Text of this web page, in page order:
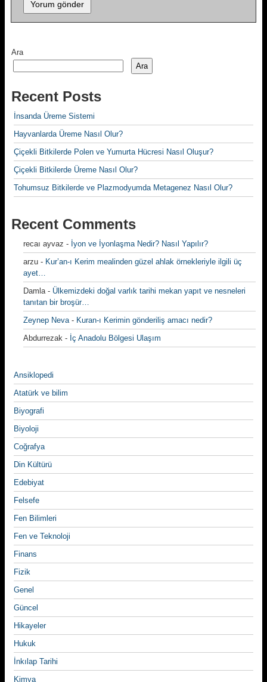
Ara
Ara
Recent Posts
İnsanda Üreme Sistemi
Hayvanlarda Üreme Nasıl Olur?
Çiçekli Bitkilerde Polen ve Yumurta Hücresi Nasıl Oluşur?
Çiçekli Bitkilerde Üreme Nasıl Olur?
Tohumsuz Bitkilerde ve Plazmodyumda Metagenez Nasıl Olur?
Recent Comments
recaı ayvaz - İyon ve İyonlaşma Nedir? Nasıl Yapılır?
arzu - Kur’an-ı Kerim mealinden güzel ahlak örnekleriyle ilgili üç
ayet…
Damla- Ülkemizdeki doğal varlık tarihi mekan yapıt ve nesneleri
tanıtan bir broşür…
Zeynep Neva- Kuran-ı Kerimin gönderiliş amacı nedir?
Abdurrezak - İç Anadolu Bölgesi Ulaşım
Ansiklopedi
Atatürk ve bilim
Biyografi
Biyoloji
Coğrafya
Din Kültürü
Edebiyat
Felsefe
Fen Bilimleri
Fen ve Teknoloji
Finans
Fizik
Genel
Güncel
Hikayeler
Hukuk
İnkılap Tarihi
Kimya